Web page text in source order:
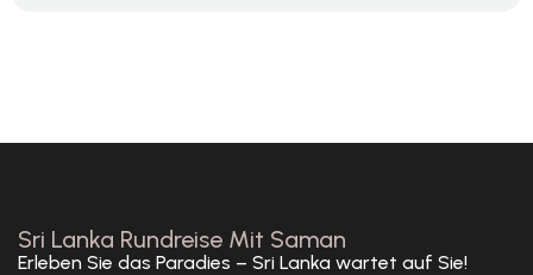
Sri Lanka Rundreise Mit Saman
Erleben Sie das Paradies – Sri Lanka wartet auf Sie!